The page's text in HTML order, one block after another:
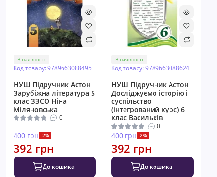
В наявності
Код товару: 9789663088495
НУШ Підручник Астон
Зарубіжна література 5
клас ЗЗСО Ніна
Міляновська
0
400 грн -2%
392 грн
До кошика
В наявності
Код товару: 9789663088624
НУШ Підручник Астон
Досліджуємо історію і
суспільство
(інтегрований курс) 6
клас Васильків
0
400 грн -2%
392 грн
До кошика